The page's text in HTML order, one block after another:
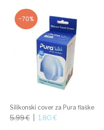
-70%
Silikonski cover za Pura flaške
5.99€ Izvirna cena je bila: 5.99
1.80€ Trenutna